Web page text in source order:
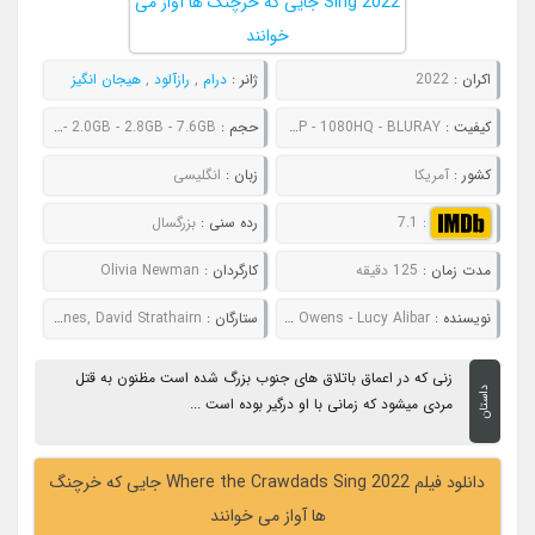
اکران :2022 ژانر : درام , رازآلود , هیجان انگیز
کیفیت :480P - 720P - 1080P - 1080HQ - BLURAY حجم : 736MB - 1.0GB - 2.0GB - 2.8GB - 7.6GB
کشور :آمریکا زبان : انگلیسی
:
7.1 رده سنی : بزرگسال
مدت زمان : 125 دقیقه کارگردان : Olivia Newman
نویسنده :Delia Owens - Lucy Alibar ستارگان : Harris Dickinson, Daisy Edgar-Jones, David Strathairn
داستان
زنی که در اعماق باتلاق های جنوب بزرگ شده است مظنون به قتل
مردی میشود که زمانی با او درگیر بوده است ...
دانلود فیلم Where the Crawdads Sing 2022 جایی که خرچنگ
ها آواز می خوانند